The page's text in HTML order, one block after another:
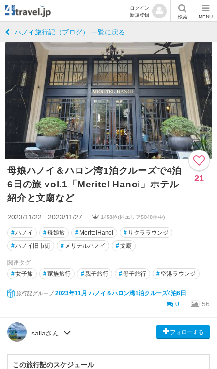
ログイン
新規登録
検索 MENU
ハノイ旅行記（ブログ） 一覧に戻る
母娘ハノイ＆ハロン湾1泊クルーズで4泊
6日の旅 vol.1「Meritel Hanoi」ホテル
紹介と文廟など
21
2023/11/22 - 2023/11/27 1458位(同エリア5048件中)
#ハノイ #母娘旅 # MeritelHanoi #サクララウンジ
#ハノイ旧市街 # メリテルハノイ #文廟
関連タグ
#女子旅 #家族旅行 #親子旅行 #母子旅行 # 空港ラウンジ
旅行記グループ 2023年11月 ハノイ＆ハロン湾1泊クルーズ4泊6日
0 56
sallaさん フォローする
この旅行記のスケジュール